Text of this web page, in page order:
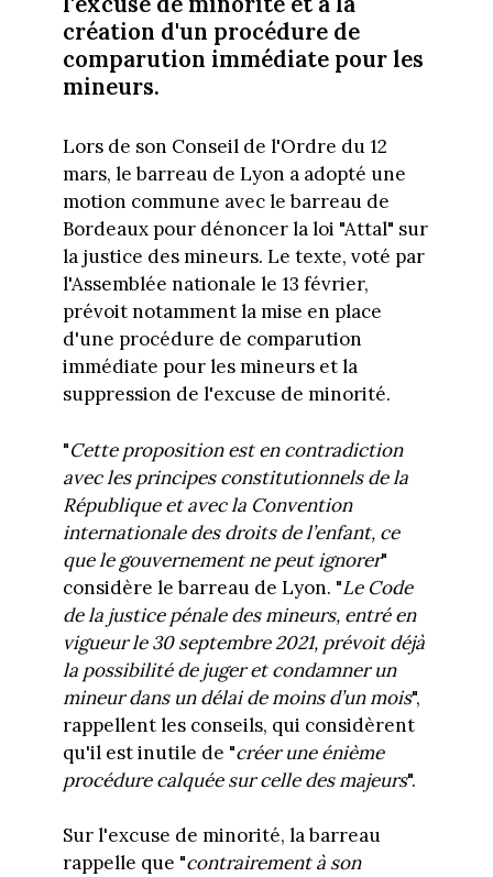
création d'un procédure de
comparution immédiate pour les
mineurs.
Lors de son Conseil de l'Ordre du 12
mars, le barreau de Lyon a adopté une
motion commune avec le barreau de
Bordeaux pour dénoncer la loi "Attal" sur
la justice des mineurs. Le texte, voté par
l'Assemblée nationale le 13 février,
prévoit notamment la mise en place
d'une procédure de comparution
immédiate pour les mineurs et la
suppression de l'excuse de minorité.
"Cette proposition est en contradiction
avec les principes constitutionnels de la
République et avec la Convention
internationale des droits de l’enfant, ce
que le gouvernement ne peut ignorer"
considère le barreau de Lyon. "Le Code
de la justice pénale des mineurs, entré en
vigueur le 30 septembre 2021, prévoit déjà
la possibilité de juger et condamner un
mineur dans un délai de moins d’un mois",
rappellent les conseils, qui considèrent
qu'il est inutile de "créer une énième
procédure calquée sur celle des majeurs".
Sur l'excuse de minorité, la barreau
rappelle que "contrairement à son